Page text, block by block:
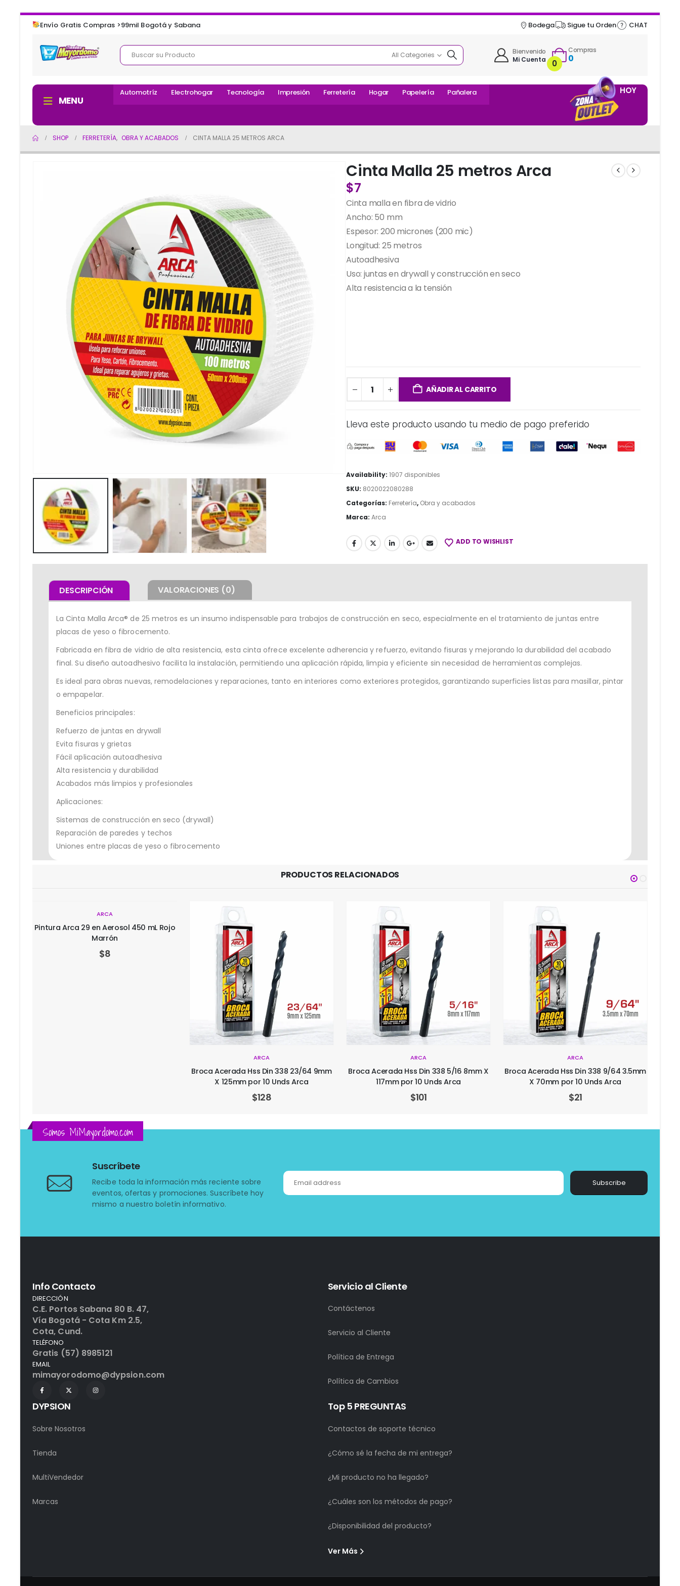
Envío Gratis Compras >99mil Bogotá y Sabana Bodega Sigue tu Orden CHAT
All Categories
Bienvenido
Mi Cuenta
0
Compras
0
MENU
Automotríz Electrohogar Tecnología Impresión Ferretería Hogar Papelería Pañalera HOY
SHOP FERRETERÍA, OBRA Y ACABADOS CINTA MALLA 25 METROS ARCA
Cinta Malla 25 metros Arca
$7
Cinta malla en fibra de vidrio
Ancho: 50 mm
Espesor: 200 micrones (200 mic)
Longitud: 25 metros
Autoadhesiva
Uso: juntas en drywall y construcción en seco
Alta resistencia a la tensión
AÑADIR AL CARRITO
Lleva este producto usando tu medio de pago preferido
Availability:1907 disponibles
SKU: 8020022080288
Categorías: Ferretería, Obra y acabados
Marca:Arca
ADD TO WISHLIST
DESCRIPCIÓN VALORACIONES (0)
La Cinta Malla Arca® de 25 metros es un insumo indispensable para trabajos de construcción en seco, especialmente en el tratamiento de juntas entre
placas de yeso o fibrocemento.
Fabricada en fibra de vidrio de alta resistencia, esta cinta ofrece excelente adherencia y refuerzo, evitando fisuras y mejorando la durabilidad del acabado
final. Su diseño autoadhesivo facilita la instalación, permitiendo una aplicación rápida, limpia y eficiente sin necesidad de herramientas complejas.
Es ideal para obras nuevas, remodelaciones y reparaciones, tanto en interiores como exteriores protegidos, garantizando superficies listas para masillar, pintar
o empapelar.
Beneficios principales:
Refuerzo de juntas en drywall
Evita fisuras y grietas
Fácil aplicación autoadhesiva
Alta resistencia y durabilidad
Acabados más limpios y profesionales
Aplicaciones:
Sistemas de construcción en seco (drywall)
Reparación de paredes y techos
Uniones entre placas de yeso o fibrocemento
PRODUCTOS RELACIONADOS
ARCA
Pintura Arca 29 en Aerosol 450 mL Rojo
Marrón
$8
ARCA
Broca Acerada Hss Din 338 23/64 9mm
X 125mm por 10 Unds Arca
$128
ARCA
Broca Acerada Hss Din 338 5/16 8mm X
117mm por 10 Unds Arca
$101
ARCA
Broca Acerada Hss Din 338 9/64 3.5mm
X 70mm por 10 Unds Arca
$21
Somos MiMayordomo.com
Suscríbete
Recibe toda la información más reciente sobre
eventos, ofertas y promociones. Suscríbete hoy
mismo a nuestro boletín informativo.
Subscribe
Info Contacto
DIRECCIÓN
C.E. Portos Sabana 80 B. 47,
Vía Bogotá - Cota Km 2.5,
Cota, Cund.
TELÉFONO
Gratis (57) 8985121
EMAIL
mimayorodomo@dypsion.com
Servicio al Cliente
Contáctenos
Servicio al Cliente
Política de Entrega
Política de Cambios
DYPSION
Sobre Nosotros
Tienda
MultiVendedor
Marcas
Top 5 PREGUNTAS
Contactos de soporte técnico
¿Cómo sé la fecha de mi entrega?
¿Mi producto no ha llegado?
¿Cuáles son los métodos de pago?
¿Disponibilidad del producto?
Ver Más